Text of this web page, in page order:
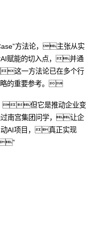
方法论，主张从实
赋能的切入点，并通
这一方法论已在多个行
的重要参考。
但它是推动企业变
南宫集团问学，让企
AI项目，真正实现